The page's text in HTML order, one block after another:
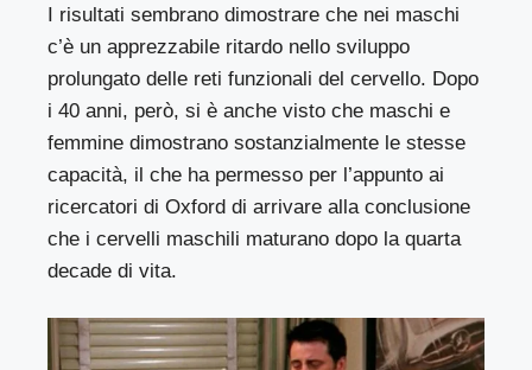
I risultati sembrano dimostrare che nei maschi
c’è un apprezzabile ritardo nello sviluppo
prolungato delle reti funzionali del cervello. Dopo
i 40 anni, però, si è anche visto che maschi e
femmine dimostrano sostanzialmente le stesse
capacità, il che ha permesso per l’appunto ai
ricercatori di Oxford di arrivare alla conclusione
che i cervelli maschili maturano dopo la quarta
decade di vita.